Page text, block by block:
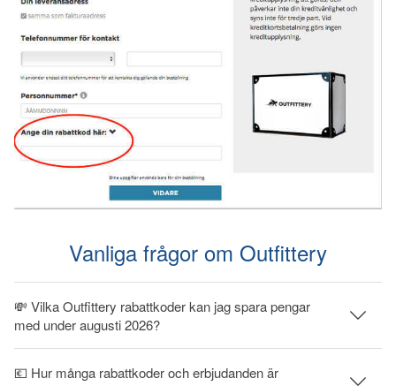
Vanliga frågor om Outfittery
💸 Vilka Outfittery rabattkoder kan jag spara pengar
med under augusti 2026?
💶 Hur många rabattkoder och erbjudanden är